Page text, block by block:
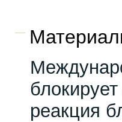
реакция